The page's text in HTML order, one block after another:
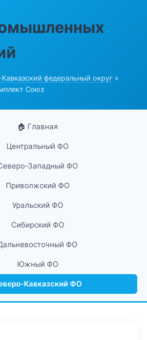
федеральный округ »
Союз
🏠 Главная
Центральный ФО
Западный ФО
Приволжский ФО
Уральский ФО
Сибирский ФО
ФО
Южный ФО
Кавказский ФО